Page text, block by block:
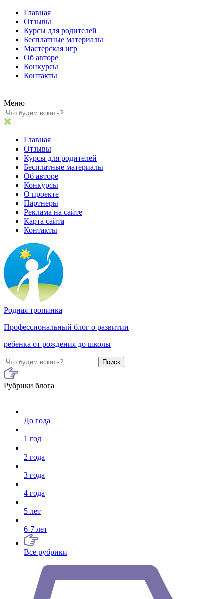
Главная
Отзывы
Курсы для родителей
Бесплатные материалы
Мастерская игр
Об авторе
Конкурсы
Контакты
Меню
Главная
Отзывы
Курсы для родителей
Бесплатные материалы
Об авторе
Конкурсы
О проекте
Партнеры
Реклама на сайте
Карта сайта
Контакты
Родная тропинка
Профессиональный блог о развитии
ребенка от рождения до школы
Поиск
Рубрики блога
До года
1 год
2 года
3 года
4 года
5 лет
6-7 лет
Все рубрики